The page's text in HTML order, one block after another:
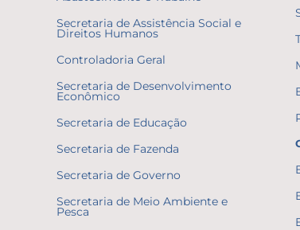
Secretaria de Assistência Social e
Direitos Humanos
Controladoria Geral
Secretaria de Desenvolvimento
Econômico
Secretaria de Educação
Secretaria de Fazenda
Secretaria de Governo
Secretaria de Meio Ambiente e
Pesca